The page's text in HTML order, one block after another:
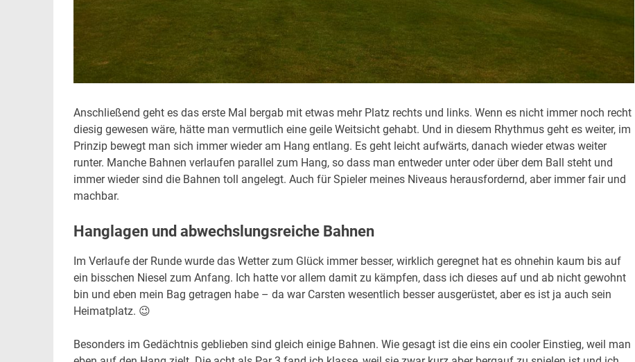
Anschließend geht es das erste Mal bergab mit etwas mehr Platz rechts und links. Wenn es nicht immer noch recht
diesig gewesen wäre, hätte man vermutlich eine geile Weitsicht gehabt. Und in diesem Rhythmus geht es weiter, im
Prinzip bewegt man sich immer wieder am Hang entlang. Es geht leicht aufwärts, danach wieder etwas weiter
runter. Manche Bahnen verlaufen parallel zum Hang, so dass man entweder unter oder über dem Ball steht und
immer wieder sind die Bahnen toll angelegt. Auch für Spieler meines Niveaus herausfordernd, aber immer fair und
machbar.
Hanglagen und abwechslungsreiche Bahnen
Im Verlaufe der Runde wurde das Wetter zum Glück immer besser, wirklich geregnet hat es ohnehin kaum bis auf
ein bisschen Niesel zum Anfang. Ich hatte vor allem damit zu kämpfen, dass ich dieses auf und ab nicht gewohnt
bin und eben mein Bag getragen habe – da war Carsten wesentlich besser ausgerüstet, aber es ist ja auch sein
Heimatplatz. 😉
Besonders im Gedächtnis geblieben sind gleich einige Bahnen. Wie gesagt ist die eins ein cooler Einstieg, weil man